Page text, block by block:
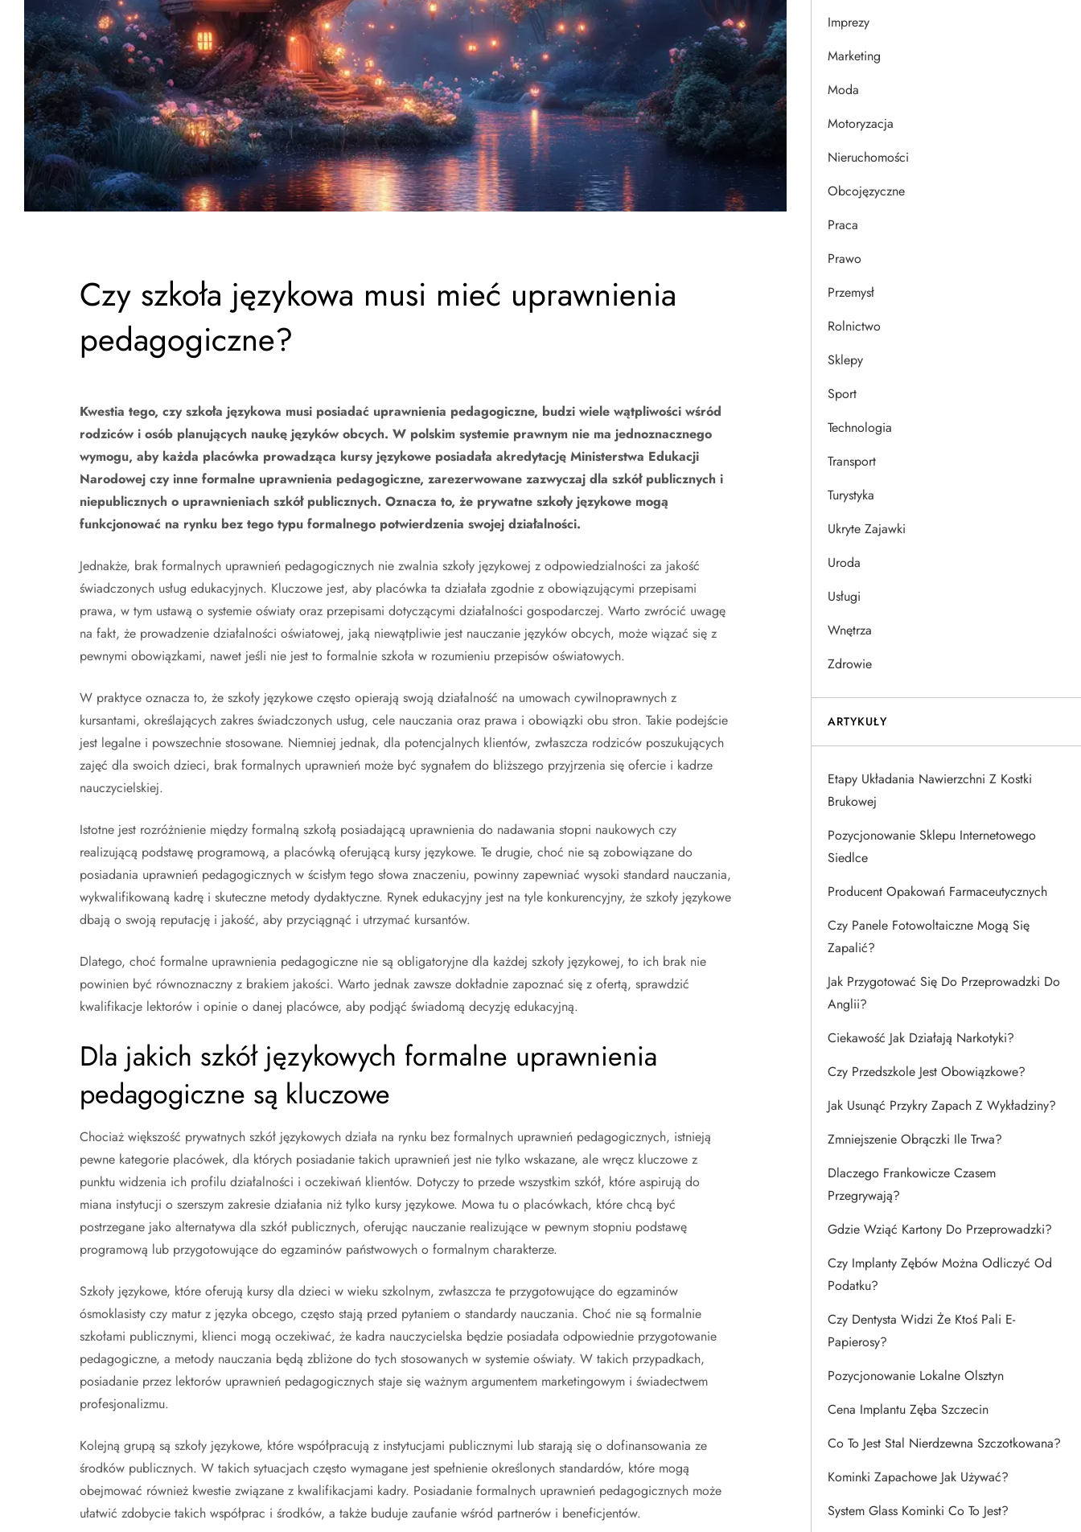
Czy szkoła językowa musi mieć uprawnienia
pedagogiczne?
Kwestia tego, czy szkoła językowa musi posiadać uprawnienia pedagogiczne, budzi wiele wątpliwości wśród
rodziców i osób planujących naukę języków obcych. W polskim systemie prawnym nie ma jednoznacznego
wymogu, aby każda placówka prowadząca kursy językowe posiadała akredytację Ministerstwa Edukacji
Narodowej czy inne formalne uprawnienia pedagogiczne, zarezerwowane zazwyczaj dla szkół publicznych i
niepublicznych o uprawnieniach szkół publicznych. Oznacza to, że prywatne szkoły językowe mogą
funkcjonować na rynku bez tego typu formalnego potwierdzenia swojej działalności.
Jednakże, brak formalnych uprawnień pedagogicznych nie zwalnia szkoły językowej z odpowiedzialności za jakość
świadczonych usług edukacyjnych. Kluczowe jest, aby placówka ta działała zgodnie z obowiązującymi przepisami
prawa, w tym ustawą o systemie oświaty oraz przepisami dotyczącymi działalności gospodarczej. Warto zwrócić uwagę
na fakt, że prowadzenie działalności oświatowej, jaką niewątpliwie jest nauczanie języków obcych, może wiązać się z
pewnymi obowiązkami, nawet jeśli nie jest to formalnie szkoła w rozumieniu przepisów oświatowych.
W praktyce oznacza to, że szkoły językowe często opierają swoją działalność na umowach cywilnoprawnych z
kursantami, określających zakres świadczonych usług, cele nauczania oraz prawa i obowiązki obu stron. Takie podejście
jest legalne i powszechnie stosowane. Niemniej jednak, dla potencjalnych klientów, zwłaszcza rodziców poszukujących
zajęć dla swoich dzieci, brak formalnych uprawnień może być sygnałem do bliższego przyjrzenia się ofercie i kadrze
nauczycielskiej.
Istotne jest rozróżnienie między formalną szkołą posiadającą uprawnienia do nadawania stopni naukowych czy
realizującą podstawę programową, a placówką oferującą kursy językowe. Te drugie, choć nie są zobowiązane do
posiadania uprawnień pedagogicznych w ścisłym tego słowa znaczeniu, powinny zapewniać wysoki standard nauczania,
wykwalifikowaną kadrę i skuteczne metody dydaktyczne. Rynek edukacyjny jest na tyle konkurencyjny, że szkoły językowe
dbają o swoją reputację i jakość, aby przyciągnąć i utrzymać kursantów.
Dlatego, choć formalne uprawnienia pedagogiczne nie są obligatoryjne dla każdej szkoły językowej, to ich brak nie
powinien być równoznaczny z brakiem jakości. Warto jednak zawsze dokładnie zapoznać się z ofertą, sprawdzić
kwalifikacje lektorów i opinie o danej placówce, aby podjąć świadomą decyzję edukacyjną.
Dla jakich szkół językowych formalne uprawnienia
pedagogiczne są kluczowe
Chociaż większość prywatnych szkół językowych działa na rynku bez formalnych uprawnień pedagogicznych, istnieją
pewne kategorie placówek, dla których posiadanie takich uprawnień jest nie tylko wskazane, ale wręcz kluczowe z
punktu widzenia ich profilu działalności i oczekiwań klientów. Dotyczy to przede wszystkim szkół, które aspirują do
miana instytucji o szerszym zakresie działania niż tylko kursy językowe. Mowa tu o placówkach, które chcą być
postrzegane jako alternatywa dla szkół publicznych, oferując nauczanie realizujące w pewnym stopniu podstawę
programową lub przygotowujące do egzaminów państwowych o formalnym charakterze.
Szkoły językowe, które oferują kursy dla dzieci w wieku szkolnym, zwłaszcza te przygotowujące do egzaminów
ósmoklasisty czy matur z języka obcego, często stają przed pytaniem o standardy nauczania. Choć nie są formalnie
szkołami publicznymi, klienci mogą oczekiwać, że kadra nauczycielska będzie posiadała odpowiednie przygotowanie
pedagogiczne, a metody nauczania będą zbliżone do tych stosowanych w systemie oświaty. W takich przypadkach,
posiadanie przez lektorów uprawnień pedagogicznych staje się ważnym argumentem marketingowym i świadectwem
profesjonalizmu.
Kolejną grupą są szkoły językowe, które współpracują z instytucjami publicznymi lub starają się o dofinansowania ze
środków publicznych. W takich sytuacjach często wymagane jest spełnienie określonych standardów, które mogą
obejmować również kwestie związane z kwalifikacjami kadry. Posiadanie formalnych uprawnień pedagogicznych może
ułatwić zdobycie takich współprac i środków, a także buduje zaufanie wśród partnerów i beneficjentów.
Imprezy
Marketing
Moda
Motoryzacja
Nieruchomości
Obcojęzyczne
Praca
Prawo
Przemysł
Rolnictwo
Sklepy
Sport
Technologia
Transport
Turystyka
Ukryte Zajawki
Uroda
Usługi
Wnętrza
Zdrowie
ARTYKUŁY
Etapy Układania Nawierzchni Z Kostki
Brukowej
Pozycjonowanie Sklepu Internetowego
Siedlce
Producent Opakowań Farmaceutycznych
Czy Panele Fotowoltaiczne Mogą Się
Zapalić?
Jak Przygotować Się Do Przeprowadzki Do
Anglii?
Ciekawość Jak Działają Narkotyki?
Czy Przedszkole Jest Obowiązkowe?
Jak Usunąć Przykry Zapach Z Wykładziny?
Zmniejszenie Obrączki Ile Trwa?
Dlaczego Frankowicze Czasem
Przegrywają?
Gdzie Wziąć Kartony Do Przeprowadzki?
Czy Implanty Zębów Można Odliczyć Od
Podatku?
Czy Dentysta Widzi Że Ktoś Pali E-
Papierosy?
Pozycjonowanie Lokalne Olsztyn
Cena Implantu Zęba Szczecin
Co To Jest Stal Nierdzewna Szczotkowana?
Kominki Zapachowe Jak Używać?
System Glass Kominki Co To Jest?